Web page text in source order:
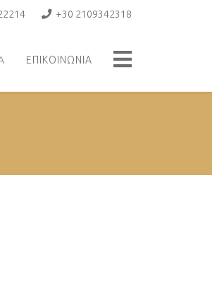
+30 2109342318
EΠΙΚΟΙΝΩΝΙΑ